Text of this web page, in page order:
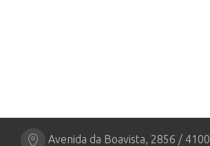
Avenida da Boavista, 2856 /